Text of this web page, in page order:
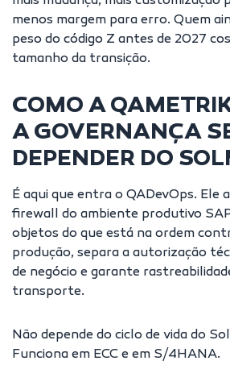
menos margem para erro. Quem
peso do código Z antes de 2027
tamanho da transição.
COMO A
A GOVERNANÇA
DEPENDER DO
É aqui que entra o QADevOps. Ele
firewall do ambiente produtivo
objetos do que está na ordem
produção, separa a autorização
de negócio e garante
transporte.
Não depende do ciclo de vida do
Funciona em ECC e em S/4HANA.